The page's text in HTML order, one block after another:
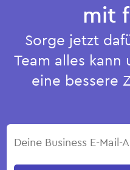
mit
Sorge jetzt
Team alles
eine bessere